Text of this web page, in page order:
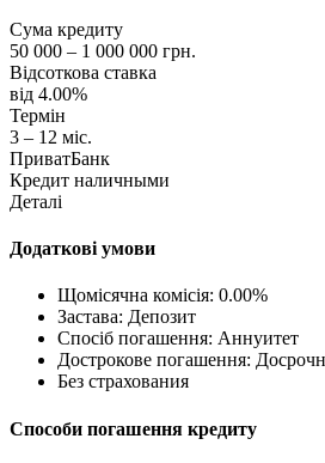
Сума кредиту
50 000 – 1 000 000 грн.
Відсоткова ставка
від 4.00%
Термін
3 – 12 міс.
ПриватБанк
Кредит наличными
Деталі
Додаткові умови
Щомісячна комісія: 0.00%
Застава: Депозит
Спосіб погашення: Aннуитет
Дострокове погашення:
Без страхования
Способи погашення кредиту